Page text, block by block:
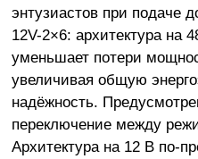
энтузиастов при подаче
12V-2×6: архитектура на
уменьшает потери
увеличивая общую
надёжность.
переключение между
Архитектура на 12 В по-